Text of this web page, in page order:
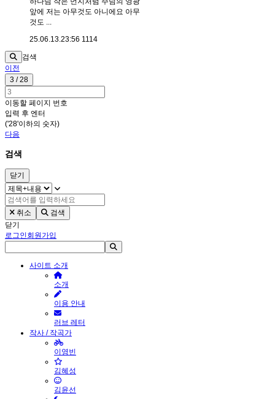
앞에 저는 아무것도 아니에요 아무
것도 ...
25.06.13.23:56 1114
검색
이전
3 / 28
이동할 페이지 번호
입력 후 엔터
('28'이하의 숫자)
다음
검색
닫기
취소
검색
닫기
로그인회원가입
사이트 소개
소개
이용 안내
러브 레터
작사 / 작곡가
이영빈
김혜성
김윤선